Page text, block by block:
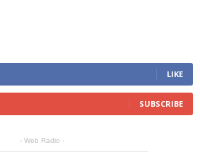
LIKE
SUBSCRIBE
- Web Radio -